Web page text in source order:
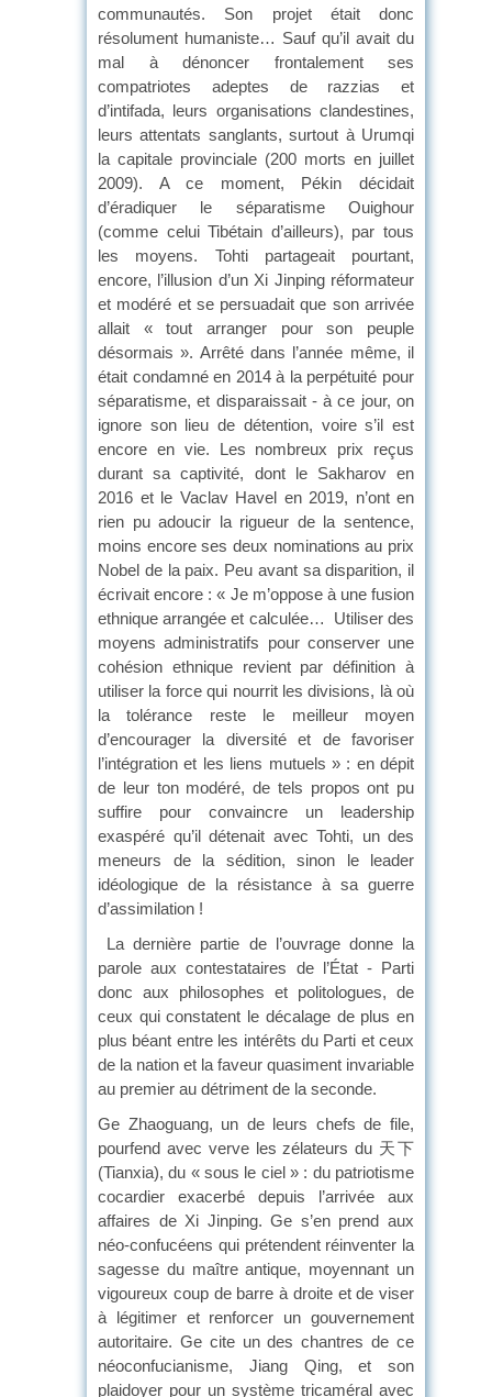
communautés. Son projet était donc
résolument humaniste… Sauf qu’il avait du
mal à dénoncer frontalement ses
compatriotes adeptes de razzias et
d’intifada, leurs organisations clandestines,
leurs attentats sanglants, surtout à Urumqi
la capitale provinciale (200 morts en juillet
2009). A ce moment, Pékin décidait
d’éradiquer le séparatisme Ouighour
(comme celui Tibétain d’ailleurs), par tous
les moyens. Tohti partageait pourtant,
encore, l’illusion d’un Xi Jinping réformateur
et modéré et se persuadait que son arrivée
allait « tout arranger pour son peuple
désormais ». Arrêté dans l’année même, il
était condamné en 2014 à la perpétuité pour
séparatisme, et disparaissait - à ce jour, on
ignore son lieu de détention, voire s’il est
encore en vie. Les nombreux prix reçus
durant sa captivité, dont le Sakharov en
2016 et le Vaclav Havel en 2019, n’ont en
rien pu adoucir la rigueur de la sentence,
moins encore ses deux nominations au prix
Nobel de la paix. Peu avant sa disparition, il
écrivait encore : « Je m’oppose à une fusion
ethnique arrangée et calculée… Utiliser des
moyens administratifs pour conserver une
cohésion ethnique revient par définition à
utiliser la force qui nourrit les divisions, là où
la tolérance reste le meilleur moyen
d’encourager la diversité et de favoriser
l’intégration et les liens mutuels » : en dépit
de leur ton modéré, de tels propos ont pu
suffire pour convaincre un leadership
exaspéré qu’il détenait avec Tohti, un des
meneurs de la sédition, sinon le leader
idéologique de la résistance à sa guerre
d’assimilation !
La dernière partie de l’ouvrage donne la
parole aux contestataires de l’État - Parti
donc aux philosophes et politologues, de
ceux qui constatent le décalage de plus en
plus béant entre les intérêts du Parti et ceux
de la nation et la faveur quasiment invariable
au premier au détriment de la seconde.
Ge Zhaoguang, un de leurs chefs de file,
pourfend avec verve les zélateurs du 天下
(Tianxia), du « sous le ciel » : du patriotisme
cocardier exacerbé depuis l’arrivée aux
affaires de Xi Jinping. Ge s’en prend aux
néo-confucéens qui prétendent réinventer la
sagesse du maître antique, moyennant un
vigoureux coup de barre à droite et de viser
à légitimer et renforcer un gouvernement
autoritaire. Ge cite un des chantres de ce
néoconfucianisme, Jiang Qing, et son
plaidoyer pour un système tricaméral avec